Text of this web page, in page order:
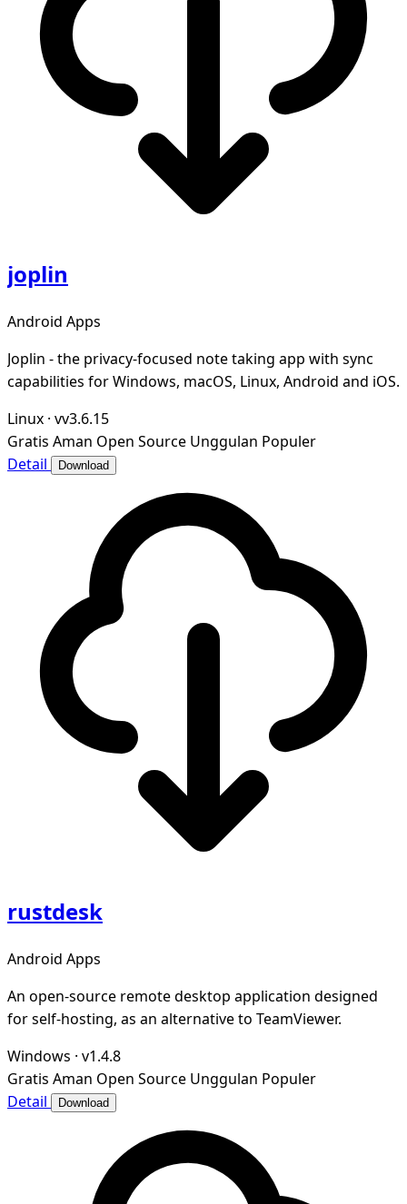
joplin
Android Apps
Joplin - the privacy-focused note taking app with sync
capabilities for Windows, macOS, Linux, Android and iOS.
Linux · vv3.6.15
Gratis Aman Open Source Unggulan Populer
Detail
Download
rustdesk
Android Apps
An open-source remote desktop application designed
for self-hosting, as an alternative to TeamViewer.
Windows · v1.4.8
Gratis Aman Open Source Unggulan Populer
Detail
Download